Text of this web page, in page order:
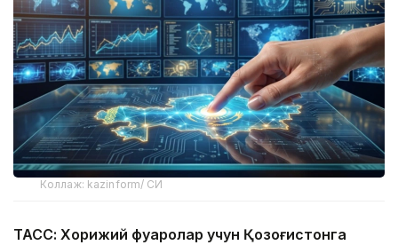
Коллаж: kazinform/ СИ
ТАСС: Хорижий фуқаролар учун Қозоғистонга